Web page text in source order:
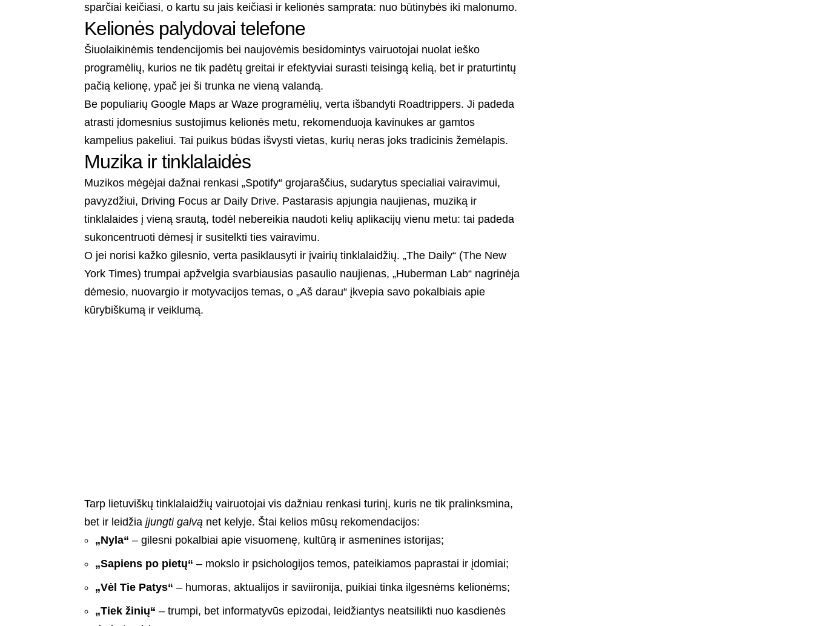
sparčiai keičiasi, o kartu su jais keičiasi ir kelionės samprata: nuo būtinybės iki malonumo.
Kelionės palydovai telefone
Šiuolaikinėmis tendencijomis bei naujovėmis besidomintys vairuotojai nuolat ieško
programėlių, kurios ne tik padėtų greitai ir efektyviai surasti teisingą kelią, bet ir praturtintų
pačią kelionę, ypač jei ši trunka ne vieną valandą.
Be populiarių Google Maps ar Waze programėlių, verta išbandyti Roadtrippers. Ji padeda
atrasti įdomesnius sustojimus kelionės metu, rekomenduoja kavinukes ar gamtos
kampelius pakeliui. Tai puikus būdas išvysti vietas, kurių neras joks tradicinis žemėlapis.
Muzika ir tinklalaidės
Muzikos mėgėjai dažnai renkasi „Spotify“ grojaraščius, sudarytus specialiai vairavimui,
pavyzdžiui, Driving Focus ar Daily Drive. Pastarasis apjungia naujienas, muziką ir
tinklalaides į vieną srautą, todėl nebereikia naudoti kelių aplikacijų vienu metu: tai padeda
sukoncentruoti dėmesį ir susitelkti ties vairavimu.
O jei norisi kažko gilesnio, verta pasiklausyti ir įvairių tinklalaidžių. „The Daily“ (The New
York Times) trumpai apžvelgia svarbiausias pasaulio naujienas, „Huberman Lab“ nagrinėja
dėmesio, nuovargio ir motyvacijos temas, o „Aš darau“ įkvepia savo pokalbiais apie
kūrybiškumą ir veiklumą.
Tarp lietuviškų tinklalaidžių vairuotojai vis dažniau renkasi turinį, kuris ne tik pralinksmina,
bet ir leidžiaįjungti galvą net kelyje. Štai kelios mūsų rekomendacijos:
„Nyla“ – gilesni pokalbiai apie visuomenę, kultūrą ir asmenines istorijas;
„Sapiens po pietų“ – mokslo ir psichologijos temos, pateikiamos paprastai ir įdomiai;
„Vėl Tie Patys“ – humoras, aktualijos ir saviironija, puikiai tinka ilgesnėms kelionėms;
„Tiek žinių“ – trumpi, bet informatyvūs epizodai, leidžiantys neatsilikti nuo kasdienės